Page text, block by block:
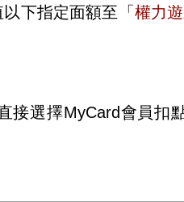
以下指定面額至「 權力
接選擇MyCard會員